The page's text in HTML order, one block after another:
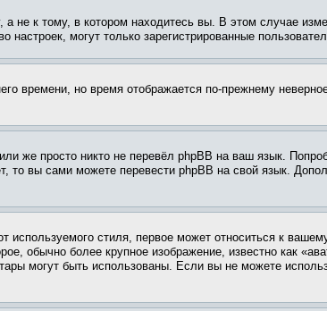
не к тому, в котором находитесь вы. В этом случае
настроек, могут только зарегистрированные
времени, но время отображается по-прежнему
же просто никто не перевёл phpBB на ваш язык.
то вы сами можете перевести phpBB на свой язык.
стиля, первое может относиться к
обычно более крупное изображение, известно как
могут быть использованы. Если вы не можете